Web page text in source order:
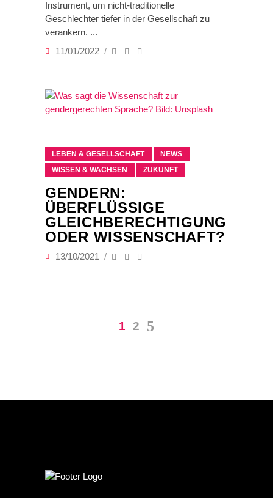
Instrument, um nicht-traditionelle
Geschlechter tiefer in der Gesellschaft zu
verankern.
11/01/2022
LEBEN & GESELLSCHAFT
NEWS
WISSEN & WACHSEN
ZUKUNFT
GENDERN:
ÜBERFLÜSSIGE
GLEICHBERECHTIGUNG
ODER WISSENSCHAFT?
13/10/2021
1 2